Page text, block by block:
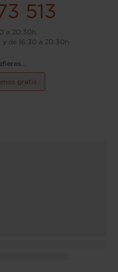
513
a 20:30h.
y de 16:30 a 20:30h
gratis